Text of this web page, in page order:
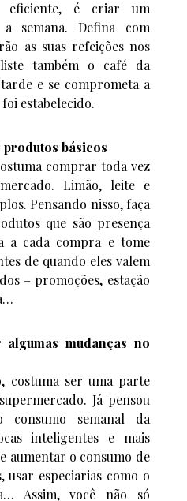
eficiente, é criar um
semana. Defina com
as suas refeições nos
também o café da
e se comprometa a
estabelecido.
produtos básicos
comprar toda vez
Limão, leite e
Pensando nisso, faça
que são presença
a cada compra e tome
de quando eles valem
– promoções, estação
mudanças no
costuma ser uma parte
Já pensou
semanal da
inteligentes e mais
aumentar o consumo de
usar especiarias como o
Assim, você não só